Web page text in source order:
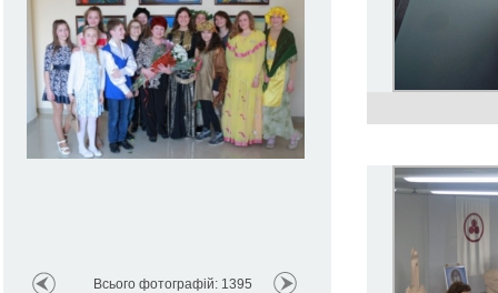
Реріх і Шевченко – два
Всього фотографій: 1395